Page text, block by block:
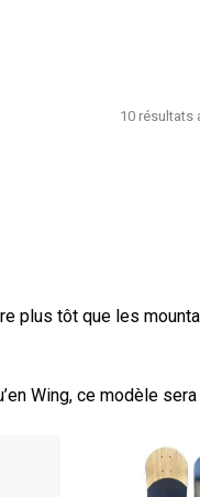
10 résultats
plus tôt que les
Wing, ce modèle